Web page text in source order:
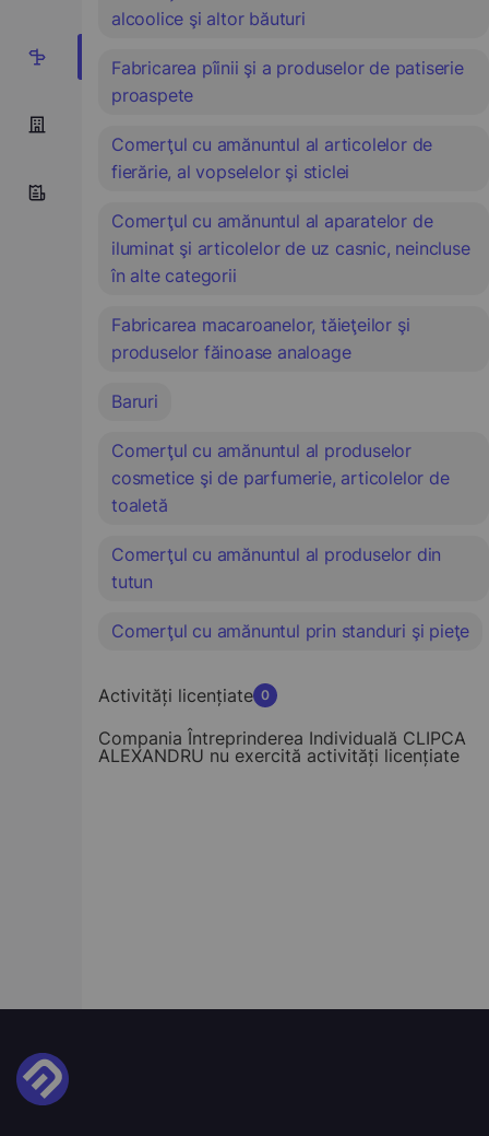
alcoolice şi altor băuturi
Fabricarea pîinii şi a produselor de patiserie
proaspete
Comerţul cu amănuntul al articolelor de
fierărie, al vopselelor şi sticlei
Comerţul cu amănuntul al aparatelor de
iluminat şi articolelor de uz casnic, neincluse
în alte categorii
Fabricarea macaroanelor, tăieţeilor şi
produselor făinoase analoage
Baruri
Comerţul cu amănuntul al produselor
cosmetice şi de parfumerie, articolelor de
toaletă
Comerţul cu amănuntul al produselor din
tutun
Comerţul cu amănuntul prin standuri şi pieţe
Activități licențiate 0
Compania Întreprinderea Individuală CLIPCA
ALEXANDRU nu exercită activități licențiate